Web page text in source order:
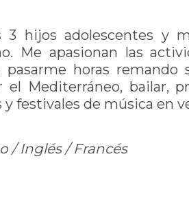
3 hijos adolescentes y
Me apasionan las
pasarme horas remando
el Mediterráneo, bailar,
festivales de música en
/ Inglés / Francés